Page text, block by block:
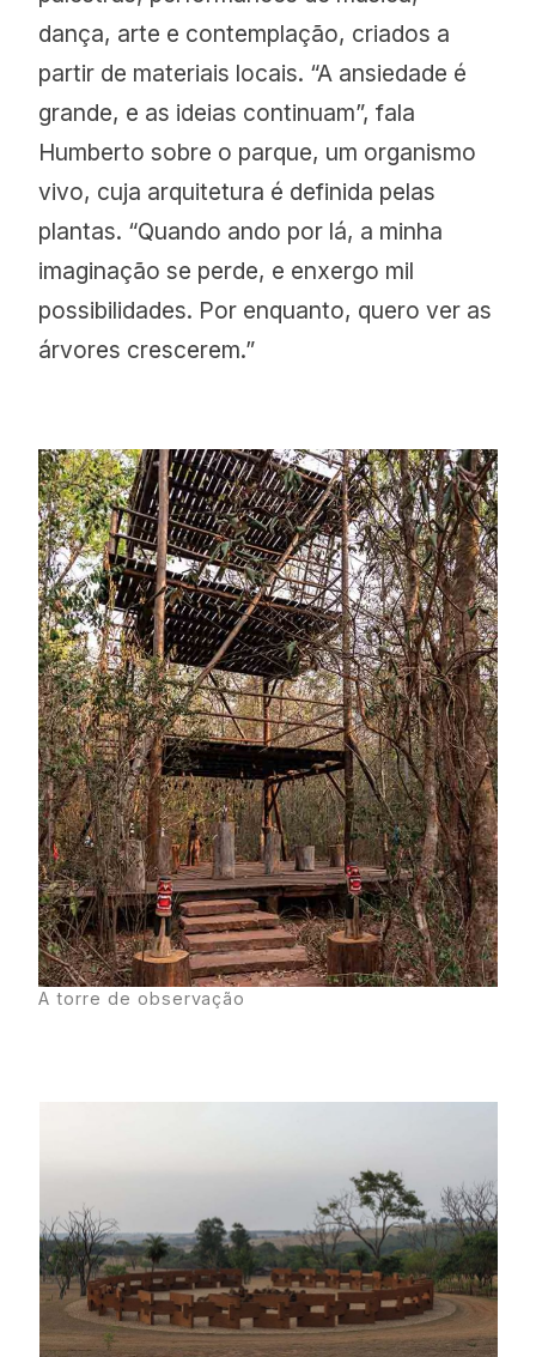
dança, arte e contemplação, criados a
partir de materiais locais. “A ansiedade é
grande, e as ideias continuam”, fala
Humberto sobre o parque, um organismo
vivo, cuja arquitetura é definida pelas
plantas. “Quando ando por lá, a minha
imaginação se perde, e enxergo mil
possibilidades. Por enquanto, quero ver as
árvores crescerem.”
A torre de observação